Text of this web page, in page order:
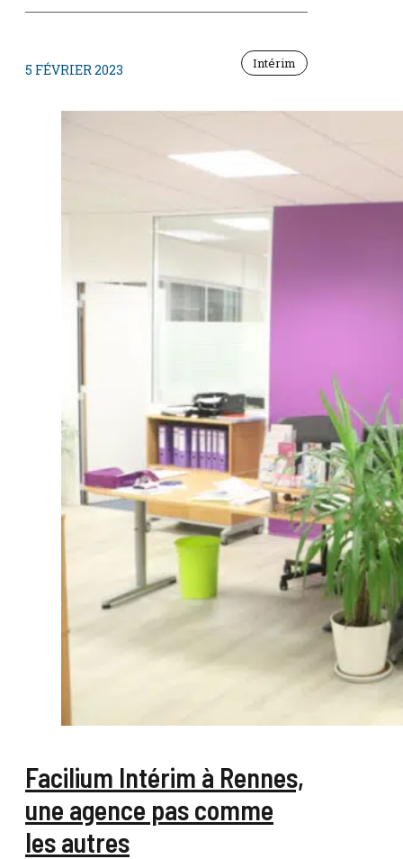
5 FÉVRIER 2023 Intérim
Facilium Intérim à Rennes,
une agence pas comme
les autres